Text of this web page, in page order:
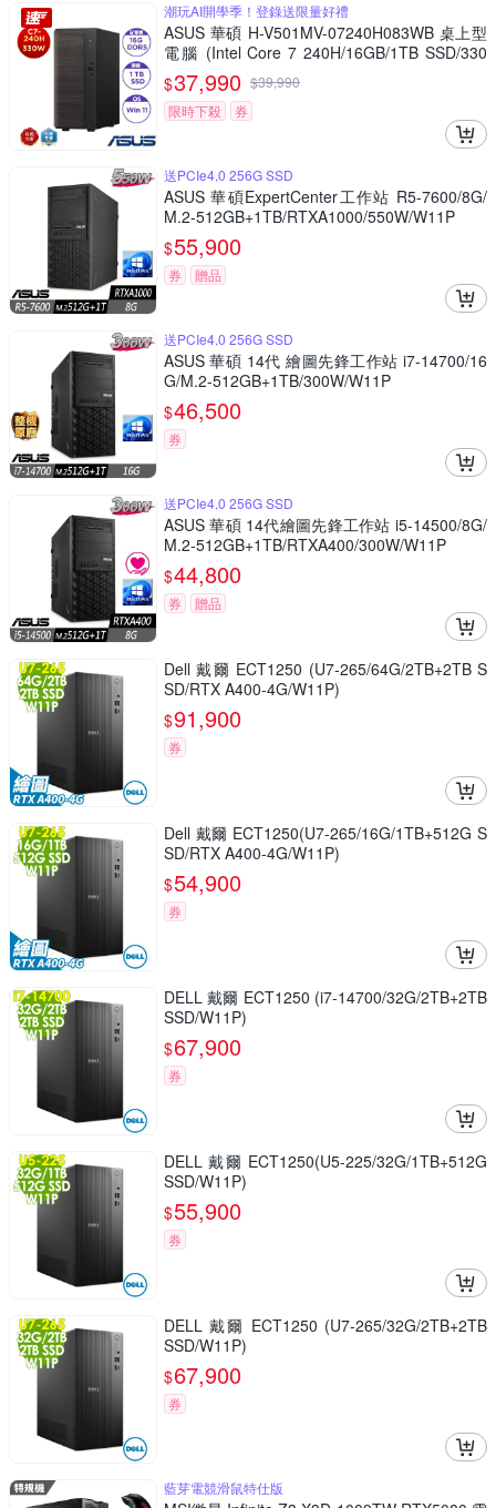
潮玩AI開學季！登錄送限量好禮
ASUS 華碩 H-V501MV-07240H083WB 桌上型
電腦 (Intel Core 7 240H/16GB/1TB SSD/330
W/Win11 Home)
$37,990 $39,990
限時下殺
券
送PCIe4,0 256G SSD
ASUS 華碩ExpertCenter工作站 R5-7600/8G/
M.2-512GB+1TB/RTXA1000/550W/W11P
$55,900
券 贈品
送PCIe4,0 256G SSD
ASUS 華碩 14代 繪圖先鋒工作站 i7-14700/16
G/M.2-512GB+1TB/300W/W11P
$46,500
券
送PCIe4,0 256G SSD
ASUS 華碩 14代繪圖先鋒工作站 i5-14500/8G/
M.2-512GB+1TB/RTXA400/300W/W11P
$44,800
券 贈品
Dell 戴爾 ECT1250 (U7-265/64G/2TB+2TB S
SD/RTX A400-4G/W11P)
$91,900
券
Dell 戴爾 ECT1250(U7-265/16G/1TB+512G S
SD/RTX A400-4G/W11P)
$54,900
券
DELL 戴爾 ECT1250 (i7-14700/32G/2TB+2TB
SSD/W11P)
$67,900
券
DELL 戴爾 ECT1250(U5-225/32G/1TB+512G
SSD/W11P)
$55,900
券
DELL 戴爾 ECT1250 (U7-265/32G/2TB+2TB
SSD/W11P)
$67,900
券
藍芽電競滑鼠特仕版